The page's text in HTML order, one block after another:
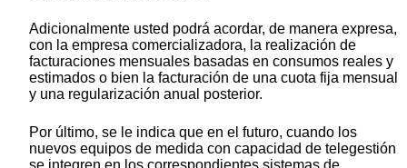
Adicionalmente usted podrá acordar, de manera expresa,
con la empresa comercializadora, la realización de
facturaciones mensuales basadas en consumos reales y
estimados o bien la facturación de una cuota fija mensual
y una regularización anual posterior.
Por último, se le indica que en el futuro, cuando los
nuevos equipos de medida con capacidad de telegestión